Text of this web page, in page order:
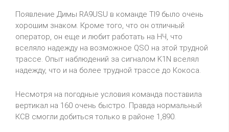
Появление Димы RA9USU в команде TI9 было очень
хорошим знаком. Кроме того, что он отличный
оператор, он еще и любит работать на НЧ, что
вселяло надежду на возможное QSO на этой трудной
трассе. Опыт наблюдений за сигналом K1 N вселял
надежду, что и на более трудной трассе до Кокоса.
Несмотря на погодные условия команда поставила
вертикал на 160 очень быстро. Правда нормальный
КСВ смогли добиться только в районе 1,890.